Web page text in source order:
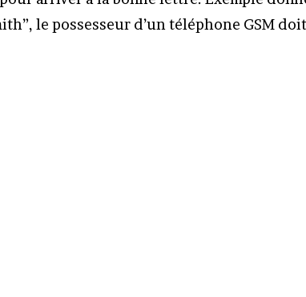
le possesseur d’un téléphone GSM doit